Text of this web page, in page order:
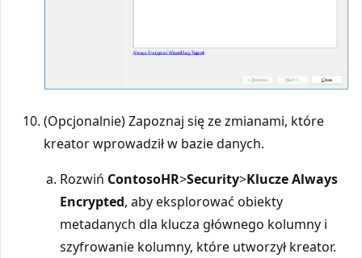
(Opcjonalnie) Zapoznaj się ze zmianami, które
kreator wprowadził w bazie danych.
Rozwiń ContosoHR>Security>Klucze Always
Encrypted, aby eksplorować obiekty
metadanych dla klucza głównego kolumny i
szyfrowanie kolumny, które utworzył kreator.